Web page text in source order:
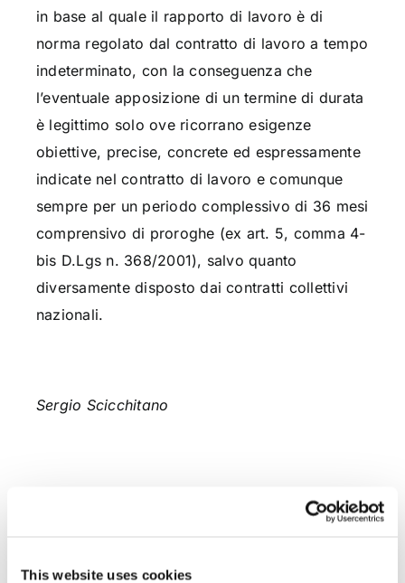
This website uses cookies
in base al quale il rapporto di lavoro è di
norma regolato dal contratto di lavoro a tempo
indeterminato, con la conseguenza che
l’eventuale apposizione di un termine di durata
è legittimo solo ove ricorrano esigenze
obiettive, precise, concrete ed espressamente
indicate nel contratto di lavoro e comunque
sempre per un periodo complessivo di 36 mesi
comprensivo di proroghe (ex art. 5, comma 4-
bis D.Lgs n. 368/2001), salvo quanto
diversamente disposto dai contratti collettivi
nazionali.
Sergio Scicchitano